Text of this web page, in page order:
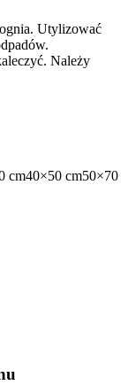
Utylizować
Należy
cm40×50 cm50×70